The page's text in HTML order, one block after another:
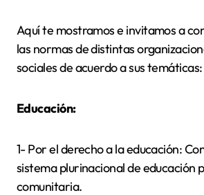
Aquí te mostramos e invitamos a
las normas de distintas
sociales de acuerdo a sus temáticas:
Educación:
1- Por el derecho a la educación:
sistema plurinacional de educación
comunitaria.